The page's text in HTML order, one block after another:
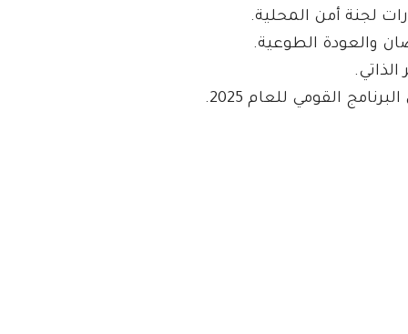
لجنة أمن المحلية.
والعودة الطوعية.
القومي للعام 2025.